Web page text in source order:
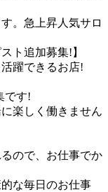
。急上昇人気サロ
ト追加募集!】
躍できるお店!
です!
楽しく働きません
ので、お仕事でか
な毎日のお仕事